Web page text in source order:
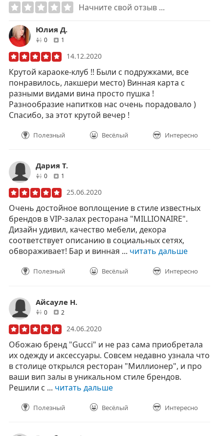
Начните свой отзыв ...
Юлия Д.
0друзей1
14.12.2020
Крутой караоке-клуб !! Были с подружками, все
понравилось, лакшери место) Винная карта с
разными видами вина просто пушка !
Разнообразие напитков нас очень порадовало )
Спасибо, за этот крутой вечер !
Полезный Весёлый Интересно
Дария Т.
0друзей1
25.06.2020
Очень достойное воплощение в стиле известных
брендов в VIP-залах ресторана "MILLIONAIRE".
Дизайн удивил, качество мебели, декора
соответствует описанию в социальных сетях,
обвораживает! Бар и винная ... читать дальше
Полезный Весёлый Интересно
Айсауле Н.
0друзей
2
24.06.2020
Обожаю бренд "Gucci" и не раз сама приобретала
их одежду и аксессуары. Совсем недавно узнала что
в столице открылся ресторан "Миллионер", и про
ваши вип залы в уникальном стиле брендов.
Решили с ... читать дальше
Полезный Весёлый Интересно